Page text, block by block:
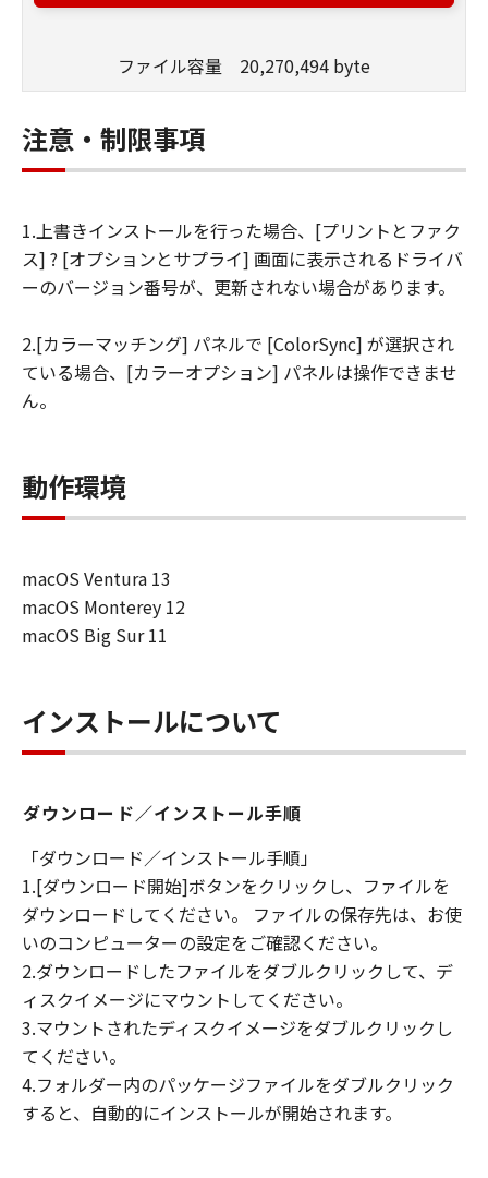
タの記憶媒体上にインストールすること、
と、アクセスすること、読み出すこと、も
しくは実行することのいずれも含むものと
します）することができます。お客様はま
た、お客様が「プリンタ」を使用すること
に、本契約の条件の下で、「許諾ソフトウ
エア」を使用させることができます。その
場合、お客様には、かかる「指定ユーザ」
べての責任を負っていただくものとしま
す。 (2) お客様は、再使用許諾、譲渡、頒
せることはできません。
(3) お客様は、「本ソフトウエア」の全部
または一部を修正、改変、リバース・エン
ンブル等することはできません。また第三
者にこのような行為をさせてはなりませ
ん。
的財産権のいかなる権利もお客様に付与す
るものではありません。
「本ソフトウエア」及びその複製物に係る
権限及び所有権は、その内容によりキヤノ
ンまたはキヤノンのライセンサーに帰属し
ます。
保証
「許諾ソフトウエア」が、CD-ROM等の記
憶媒体に格納されて提供されている場合、
キヤノンは、お客様が「許諾ソフトウエ
ア」を購入した日から90日の間、「許諾ソ
フトウエア」が格納されている記憶媒体
（以下「メディア」と言います）に物理的
ファイル容量 20,270,494 byte
注意・制限事項
1.上書きインストールを行った場合、[プリントとファク
ス] ? [オプションとサプライ] 画面に表示されるドライバ
ーのバージョン番号が、更新されない場合があります。
2.[カラーマッチング] パネルで [ColorSync] が選択され
ている場合、[カラーオプション] パネルは操作できませ
ん。
動作環境
macOS Ventura 13
macOS Monterey 12
macOS Big Sur 11
インストールについて
ダウンロード／インストール手順
「ダウンロード／インストール手順」
1.[ダウンロード開始]ボタンをクリックし、ファイルを
ダウンロードしてください。 ファイルの保存先は、お使
いのコンピューターの設定をご確認ください。
2.ダウンロードしたファイルをダブルクリックして、デ
ィスクイメージにマウントしてください。
3.マウントされたディスクイメージをダブルクリックし
てください。
4.フォルダー内のパッケージファイルをダブルクリック
すると、自動的にインストールが開始されます。